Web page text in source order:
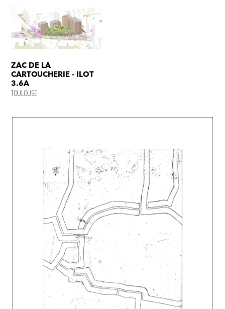
ZAC DE LA
CARTOUCHERIE - ILOT
3.6A
TOULOUSE